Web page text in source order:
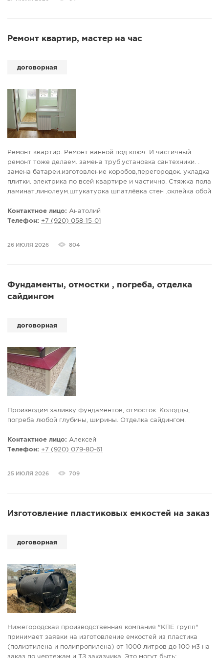
решение, готовое к изготовлению и дальнейшей
Ремонт квартир, мастер на час
договорная
Ремонт квартир. Ремонт ванной под ключ. И частичный
ремонт тоже делаем. замена труб.установка сантехники. .
замена батареи.изготовление коробов,перегородок. укладка
плитки. электрика по всей квартире и частично. Стяжка пола
ламинат.линолеум.штукатурка шпатлёвка стен .оклейка обой
в контакте на моей странице все реальные .работаю один
.можно и мелкие работы. Звоните по цене работы
Контактное лицо: Анатолий
Телефон: +7 (920) 058-15-01
26 ИЮЛЯ 2026 804
Фундаменты, отмостки , погреба, отделка
сайдингом
договорная
Производим заливку фундаментов, отмосток. Колодцы,
погреба любой глубины, ширины. Отделка сайдингом.
Контактное лицо: Алексей
Телефон: +7 (920) 079-80-61
25 ИЮЛЯ 2026 709
Изготовление пластиковых емкостей на заказ
договорная
Нижегородская производственная компания "КПЕ групп"
принимает заявки на изготовление емкостей из пластика
(полиэтилена и полипропилена) от 1000 литров до 100 м3 на
заказ по чертежам и ТЗ заказчика. Это могут быть: